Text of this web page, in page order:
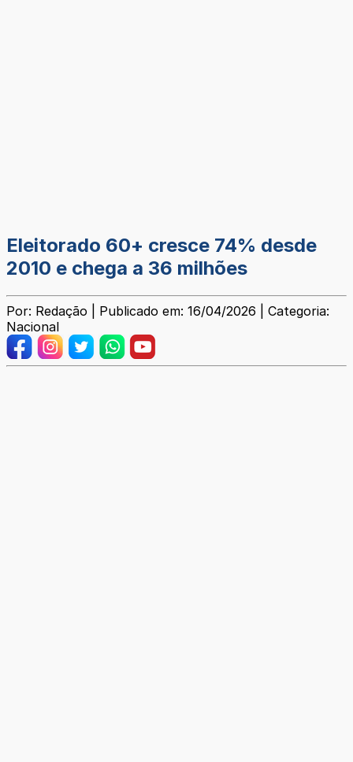
Eleitorado 60+ cresce 74% desde
2010 e chega a 36 milhões
Por: Redação | Publicado em: 16/04/2026 | Categoria:
Nacional